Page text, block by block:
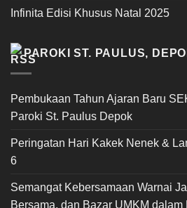
Infinita Edisi Khusus Natal 2025
PAROKI ST. PAULUS,
Pembukaan Tahun Ajaran Baru
Paroki St. Paulus Depok
Peringatan Hari Kakek Nenek &
6
Semangat Kebersamaan Warnai
Bersama, dan Bazar UMKM